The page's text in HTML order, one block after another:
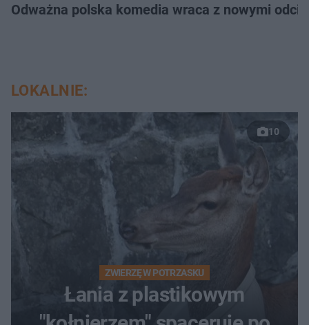
Odważna polska komedia wraca z nowymi
LOKALNIE:
10
ZWIERZĘ W POTRZASKU
Łania z plastikowym